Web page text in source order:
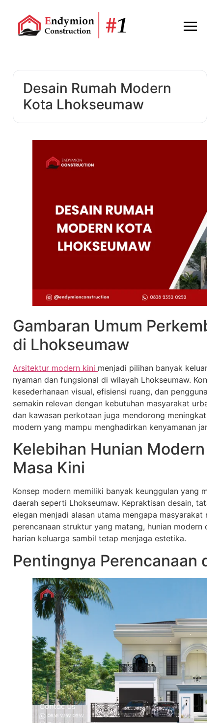
Desain Rumah Modern
Kota Lhokseumaw
Gambaran Umum
di Lhokseumaw
Arsitektur modern kini menjadi pilihan banyak
nyaman dan fungsional di wilayah Lhokseumaw.
kesederhanaan visual, efisiensi ruang, dan
semakin relevan dengan kebutuhan masyarakat urban.
dan kawasan perkotaan juga mendorong
modern yang mampu menghadirkan kenyamanan
Kelebihan Hunian Modern
Masa Kini
Konsep modern memiliki banyak keunggulan yang
daerah seperti Lhokseumaw. Kepraktisan desain, tata
elegan menjadi alasan utama mengapa masyarakat
perencanaan struktur yang matang, hunian modern
harian keluarga sambil tetap menjaga estetika.
Pentingnya Perencanaan